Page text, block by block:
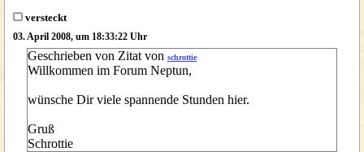
versteckt
03. April 2008, um 18:33:22 Uhr
Geschrieben von Zitat von schrottie
Willkommen im Forum Neptun,
wünsche Dir viele spannende Stunden hier.
Gruß
Schrottie